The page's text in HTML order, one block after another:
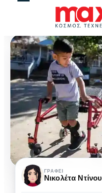
«Safe
ΓΡΆΦΕΙ
Νικολέτα Ντίνου